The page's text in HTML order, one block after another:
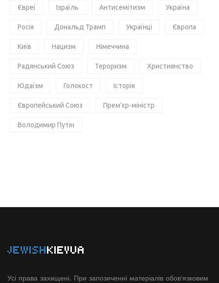
Євреї Ізраїль Антисемітизм Україна
Росія Дональд Трамп Українці Європа
Київ Нацизм Німеччина
Радянський Союз Тероризм Християнство
Юдаїзм Голокост Історія
Європейський Союз Прем'єр-міністр
Володимир Путін
JEWISHKIEVUA
Усі права захищені. При запозиченні матеріалів обов'язковим